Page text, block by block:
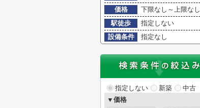
価格
下限なし～上限なし
駅徒歩
指定しない
設備条件
指定なし
指定しない 新築
中古
▼価格